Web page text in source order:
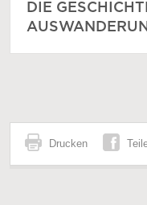
DIE
Drucken